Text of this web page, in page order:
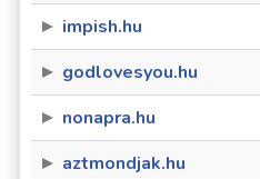
impish.hu
godlovesyou.hu
nonapra.hu
aztmondjak.hu